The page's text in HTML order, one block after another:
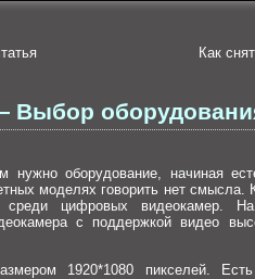
Как
Выбор
оборудование, начиная
моделях говорить нет
среди цифровых видеокамер.
с поддержкой видео
1920*1080 пикселей. Есть